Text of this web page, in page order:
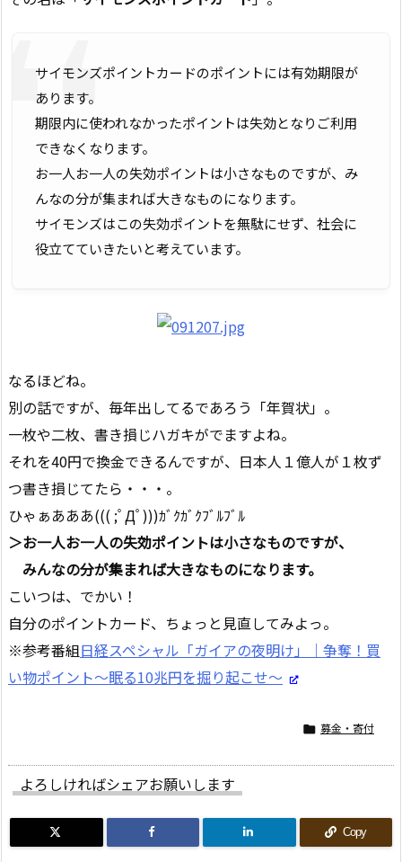
サイモンズポイントカードのポイントには有効期限が
あります。
期限内に使われなかったポイントは失効となりご利用
できなくなります。
お一人お一人の失効ポイントは小さなものですが、み
んなの分が集まれば大きなものになります。
サイモンズはこの失効ポイントを無駄にせず、社会に
役立てていきたいと考えています。
なるほどね。
別の話ですが、毎年出してるであろう「年賀状」。
一枚や二枚、書き損じハガキがでますよね。
それを40円で換金できるんですが、日本人１億人が１枚ず
つ書き損じてたら・・・。
ひゃぁあああ((( ;ﾟДﾟ)))ｶﾞｸｶﾞｸﾌﾞﾙﾌﾞﾙ
＞お一人お一人の失効ポイントは小さなものですが、
みんなの分が集まれば大きなものになります。
こいつは、でかい！
自分のポイントカード、ちょっと見直してみよっ。
※参考番組日経スペシャル「ガイアの夜明け」｜争奪！買
い物ポイント〜眠る10兆円を掘り起こせ〜
 募金・寄付
よろしければシェアお願いします
Copy